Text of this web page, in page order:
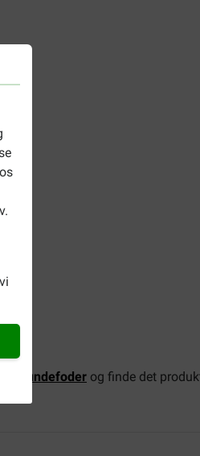
hundefoder og finde det